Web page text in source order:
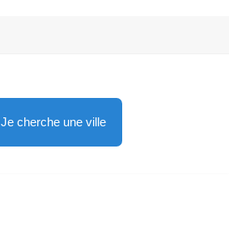
Je cherche une ville